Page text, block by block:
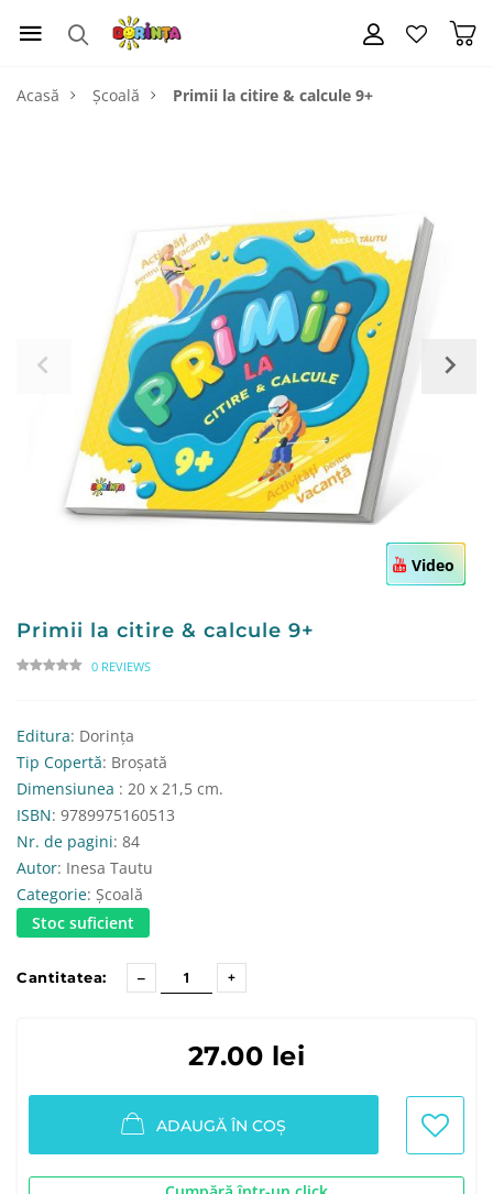
Acasă Școală Primii la citire & calcule 9+
Video
Primii la citire & calcule 9+
0 REVIEWS
Editura: Dorința
Tip Copertă: Broșată
Dimensiunea : 20 x 21,5 cm.
ISBN: 9789975160513
Nr. de pagini: 84
Autor: Inesa Tautu
Categorie: Școală
Stoc suficient
Cantitatea:
27.00 lei
ADAUGĂ ÎN COȘ